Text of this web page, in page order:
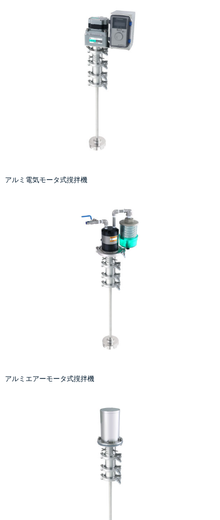
アルミ電気モータ式撹拌機
アルミエアーモータ式撹拌機